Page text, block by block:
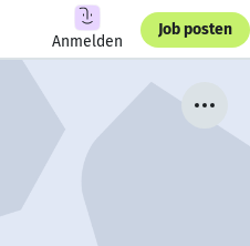
Anmelden
Job posten